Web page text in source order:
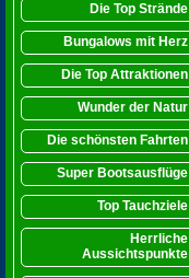
Die Top Strände
Bungalows mit Herz
Die Top Attraktionen
Wunder der Natur
Die schönsten Fahrten
Super Bootsausflüge
Top Tauchziele
Herrliche
Aussichtspunkte